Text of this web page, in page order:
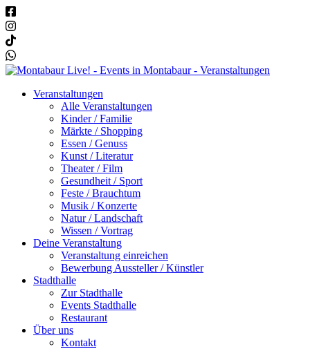
Veranstaltungen
Alle Veranstaltungen
Kinder / Familie
Märkte / Shopping
Essen / Genuss
Kunst / Literatur
Theater / Film
Gesundheit / Sport
Feste / Brauchtum
Musik / Konzerte
Natur / Landschaft
Wissen / Vortrag
Deine Veranstaltung
Veranstaltung einreichen
Bewerbung Aussteller / Künstler
Stadthalle
Zur Stadthalle
Events Stadthalle
Restaurant
Über uns
Kontakt